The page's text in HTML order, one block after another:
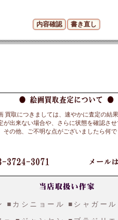
買取につきましては、速やかに査定の結
が出来ない場合や、さらに状態を確認さ
その他、ご不明な点がございましたら何
■カシニョール ■シャガール